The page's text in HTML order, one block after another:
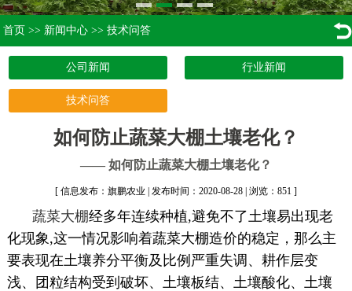
首页 >> 新闻中心 >> 技术问答
公司新闻 行业新闻
技术问答
如何防止蔬菜大棚土壤老化？
—— 如何防止蔬菜大棚土壤老化？
[ 信息发布：旗鹏农业 | 发布时间：2020-08-28 | 浏览：851 ]
蔬菜大棚经多年连续种植,避免不了土壤易出现老
化现象,这一情况影响着蔬菜大棚造价的稳定，那么主
要表现在土壤养分平衡及比例严重失调、耕作层变
浅、团粒结构受到破坏、土壤板结、土壤酸化、土壤